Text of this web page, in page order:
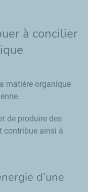
à concilier
matière organique
de produire des
contribue ainsi à
d’une